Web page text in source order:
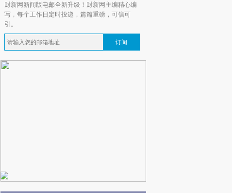
财新网新闻版电邮全新升级！财新网主编精心编
写，每个工作日定时投递，篇篇重磅，可信可
引。
订阅